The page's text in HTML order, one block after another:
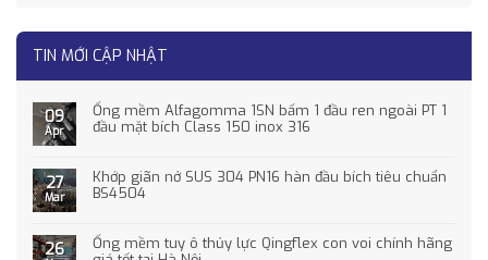
TIN MỚI CẬP NHẬT
09
Apr
Ống mềm Alfagomma 1SN bấm 1 đầu ren ngoài PT 1
đầu mặt bích Class 150 inox 316
27
Mar
Khớp giãn nở SUS 304 PN16 hàn đầu bích tiêu chuẩn
BS4504
26
Ống mềm tuy ô thủy lực Qingflex con voi chính hãng